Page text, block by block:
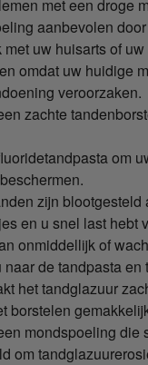
met een droge
aanbevolen
met uw huisarts of
omdat uw huidige
veroorzaken.
zachte
om
zijn blootgesteld
en u snel last hebt
onmiddellijk of
naar de tandpasta en
het tandglazuur
borstelen
mondspoeling die
om